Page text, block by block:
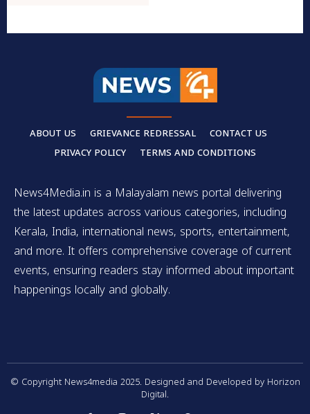
ABOUT US GRIEVANCE REDRESSAL
CONTACT US
PRIVACY POLICY
TERMS AND CONDITIONS
News4Media.in is a Malayalam news portal delivering
the latest updates across various categories, including
Kerala, India, international news, sports, entertainment,
and more. It offers comprehensive coverage of current
events, ensuring readers stay informed about important
happenings locally and globally.
© Copyright News4media 2025. Designed and Developed by Horizon
Digital.